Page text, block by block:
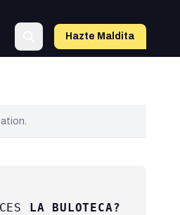
Hazte Maldita
LA BULOTECA?